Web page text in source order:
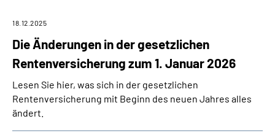
Die Änderungen in der gesetzlichen
Rentenversicherung zum 1. Januar 2026
18.12.2025
Lesen Sie hier, was sich in der gesetzlichen
Rentenversicherung mit Beginn des neuen Jahres alles
ändert.